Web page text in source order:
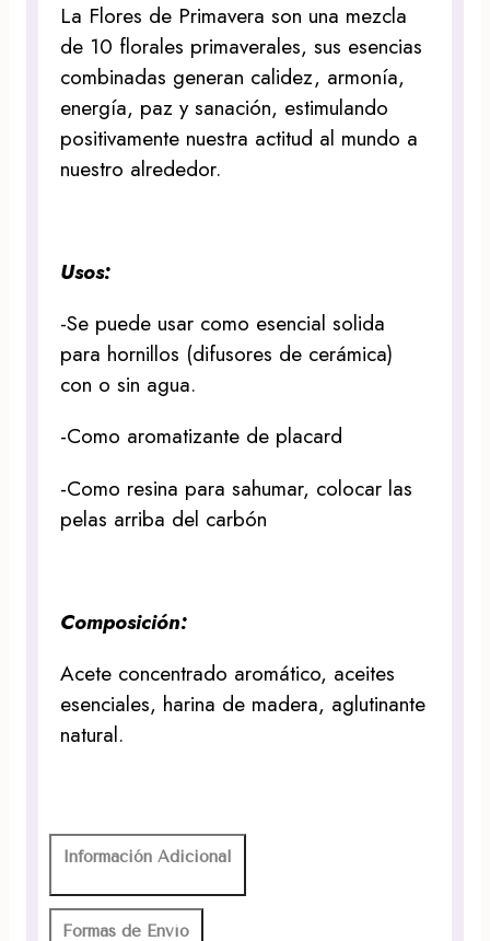
La Flores de Primavera son una mezcla
de 10 florales primaverales, sus esencias
combinadas generan calidez, armonía,
energía, paz y sanación, estimulando
positivamente nuestra actitud al mundo a
nuestro alrededor.
Usos:
-Se puede usar como esencial solida
para hornillos (difusores de cerámica)
con o sin agua.
-Como aromatizante de placard
-Como resina para sahumar, colocar las
pelas arriba del carbón
Composición:
Acete concentrado aromático, aceites
esenciales, harina de madera, aglutinante
natural.
Información Adicional
Formas de Envío